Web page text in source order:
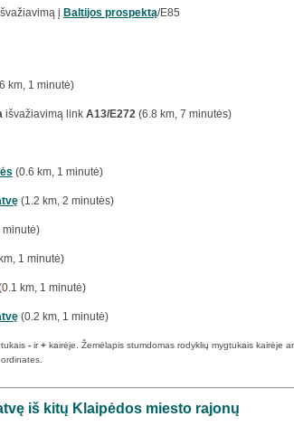
į Baltijos prospektą/E85
km, 1 minutė)
išvažiavimą link A13/E272 (6.8 km, 7 minutės)
(0.6 km, 1 minutė)
(1.2 km, 2 minutės)
minutė)
1 minutė)
km, 1 minutė)
(0.2 km, 1 minutė)
- ir+ kairėje. Žemėlapis stumdomas rodyklių mygtukais kairėje
iš kitų Klaipėdos miesto rajonų